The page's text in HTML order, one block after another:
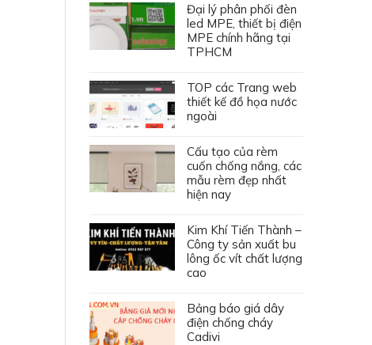
Đại lý phân phối đèn
led MPE, thiết bị điện
MPE chính hãng tại
TPHCM
TOP các Trang web
thiết kế đồ họa nước
ngoài
Cấu tạo của rèm
cuốn chống nắng, các
mẫu rèm đẹp nhất
hiện nay
Kim Khí Tiến Thành –
Công ty sản xuất bu
lông ốc vít chất lượng
cao
Bảng báo giá dây
điện chống cháy
Cadivi